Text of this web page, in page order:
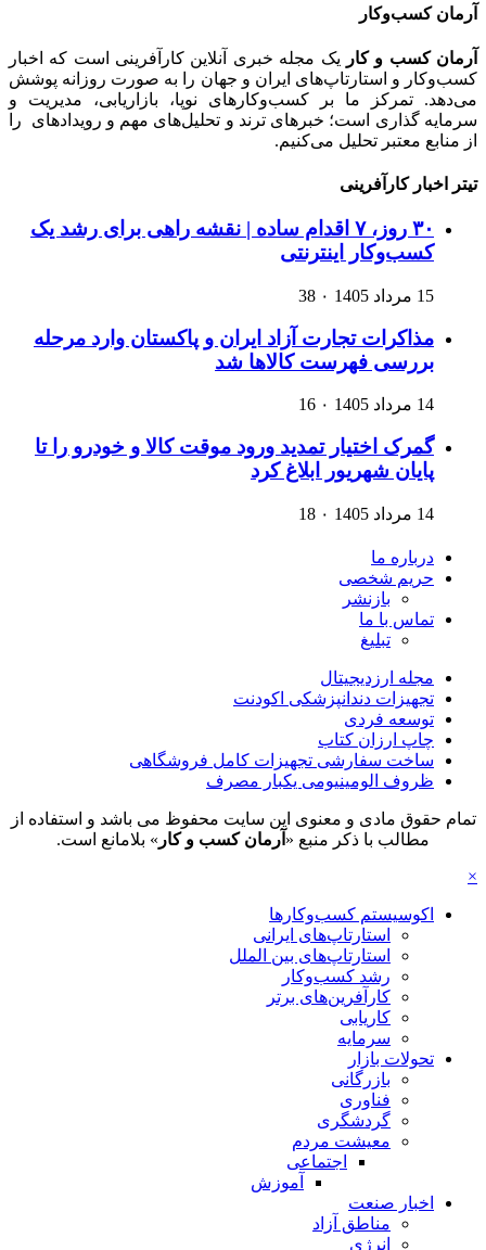
آرمان کسب‌وکار
آرمان کسب و کار
یک مجله خبری آنلاین کارآفرینی است که اخبار
کسب‌وکار و استارتاپ‌های ایران و جهان را به صورت روزانه پوشش
می‌دهد. تمرکز ما بر کسب‌وکارهای نوپا، بازاریابی، مدیریت و
سرمایه گذاری است؛ خبرهای ترند و تحلیل‌های مهم و رویدادهای را
از منابع معتبر تحلیل می‌کنیم.
تیتر اخبار کارآفرینی
۳۰ روز، ۷ اقدام ساده | نقشه راهی برای رشد یک
کسب‌وکار اینترنتی
15 مرداد 1405 ۰ 38
مذاکرات تجارت آزاد ایران و پاکستان وارد مرحله
بررسی فهرست کالاها شد
14 مرداد 1405 ۰ 16
گمرک اختیار تمدید ورود موقت کالا و خودرو را تا
پایان شهریور ابلاغ کرد
14 مرداد 1405 ۰ 18
درباره ما
حریم شخصی
بازنشر
تماس با ما
تبلیغ
مجله ارزدیجیتال
تجهیزات دندانپزشکی اکودنت
توسعه فردی
چاپ ارزان کتاب
ساخت سفارشی تجهیزات کامل فروشگاهی
ظروف الومینیومی یکبار مصرف
تمام حقوق مادی و معنوی این سایت محفوظ می باشد و استفاده از
مطالب با ذکر منبع « آرمان کسب و کار » بلامانع است.
×
اکوسیستم کسب‌وکارها
استارتاپ‌های ایرانی
استارتاپ‌های بین الملل
رشد کسب‌وکار
کارآفرین‌های برتر
کاریابی
سرمایه
تحولات بازار
بازرگانی
فناوری
گردشگری
معیشت مردم
اجتماعی
آموزش
اخبار صنعت
مناطق آزاد
انرژی